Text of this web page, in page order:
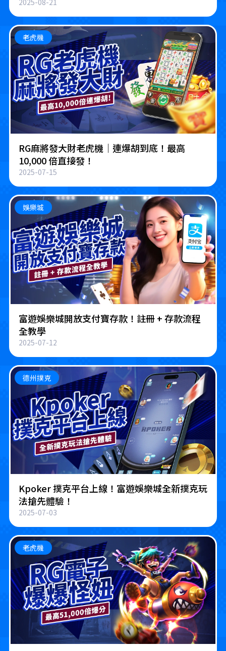
2025-08-21
老虎機
RG麻將發大財老虎機｜連爆胡到底！最高
10,000 倍直接發！
2025-07-15
娛樂城
富遊娛樂城開放支付寶存款！註冊 + 存款流程
全教學
2025-07-12
德州撲克
Kpoker 撲克平台上線！富遊娛樂城全新撲克玩
法搶先體驗！
2025-07-03
老虎機